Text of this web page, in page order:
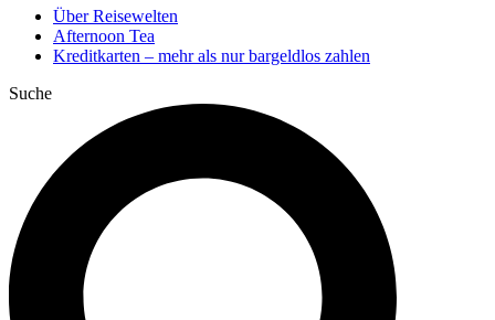
Über Reisewelten
Afternoon Tea
Kreditkarten – mehr als nur bargeldlos zahlen
Suche